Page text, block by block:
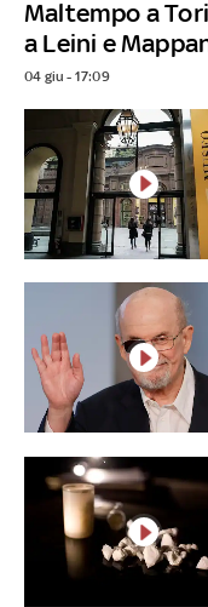
Maltempo a
a Leini e
04 giu - 17:09